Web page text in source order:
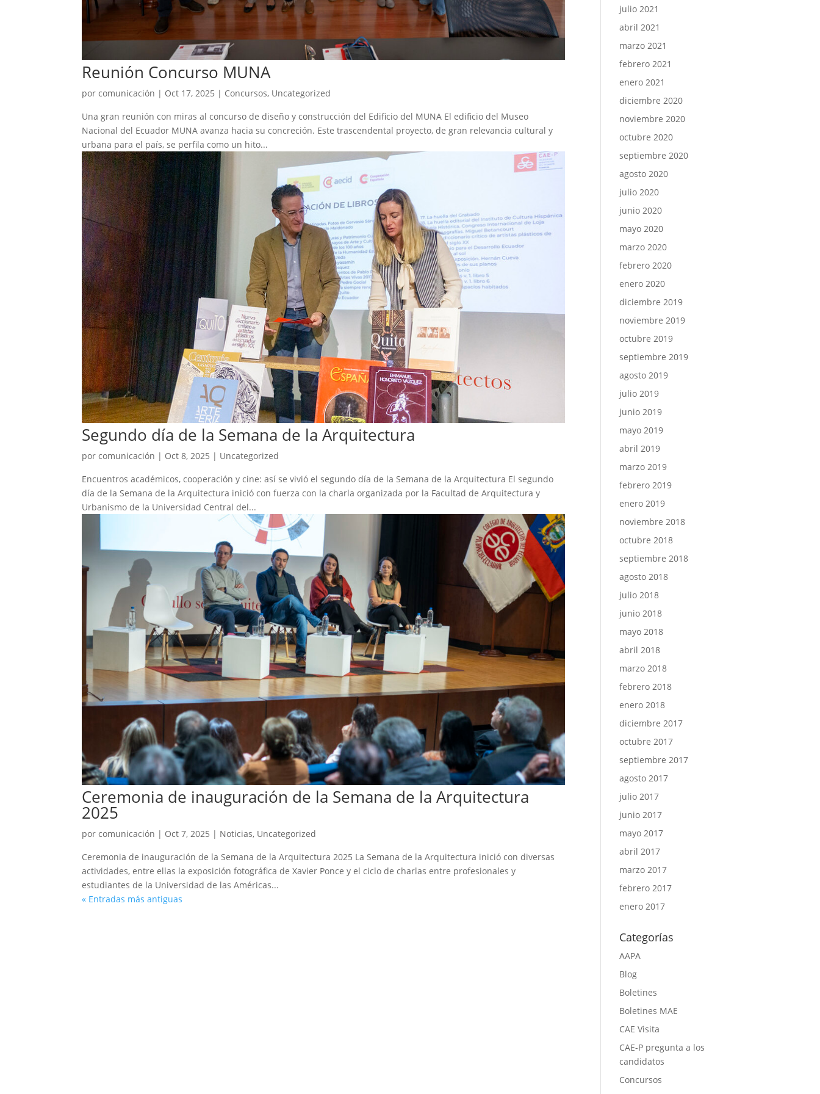
Reunión Concurso MUNA
porcomunicación | Oct 17, 2025 | Concursos, Uncategorized
Una gran reunión con miras al concurso de diseño y construcción del Edificio del MUNA El edificio del Museo
Nacional del Ecuador MUNA avanza hacia su concreción. Este trascendental proyecto, de gran relevancia cultural y
urbana para el país, se perfila como un hito...
Segundo día de la Semana de la Arquitectura
porcomunicación | Oct 8, 2025 | Uncategorized
Encuentros académicos, cooperación y cine: así se vivió el segundo día de la Semana de la Arquitectura El segundo
día de la Semana de la Arquitectura inició con fuerza con la charla organizada por la Facultad de Arquitectura y
Urbanismo de la Universidad Central del...
Ceremonia de inauguración de la Semana de la Arquitectura
2025
porcomunicación | Oct 7, 2025 | Noticias, Uncategorized
Ceremonia de inauguración de la Semana de la Arquitectura 2025 La Semana de la Arquitectura inició con diversas
actividades, entre ellas la exposición fotográfica de Xavier Ponce y el ciclo de charlas entre profesionales y
estudiantes de la Universidad de las Américas...
« Entradas más antiguas
julio 2021
abril 2021
marzo 2021
febrero 2021
enero 2021
diciembre 2020
noviembre 2020
octubre 2020
septiembre 2020
agosto 2020
julio 2020
junio 2020
mayo 2020
marzo 2020
febrero 2020
enero 2020
diciembre 2019
noviembre 2019
octubre 2019
septiembre 2019
agosto 2019
julio 2019
junio 2019
mayo 2019
abril 2019
marzo 2019
febrero 2019
enero 2019
noviembre 2018
octubre 2018
septiembre 2018
agosto 2018
julio 2018
junio 2018
mayo 2018
abril 2018
marzo 2018
febrero 2018
enero 2018
diciembre 2017
octubre 2017
septiembre 2017
agosto 2017
julio 2017
junio 2017
mayo 2017
abril 2017
marzo 2017
febrero 2017
enero 2017
Categorías
AAPA
Blog
Boletines
Boletines MAE
CAE Visita
CAE-P pregunta a los
candidatos
Concursos